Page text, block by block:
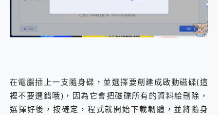
在電腦插上一支隨身碟，並選擇要創建成啟動磁碟(這
裡不要選錯哦)，因為它會把磁碟所有的資料給刪除，
選擇好後，按確定，程式就開始下載韌體，並將隨身